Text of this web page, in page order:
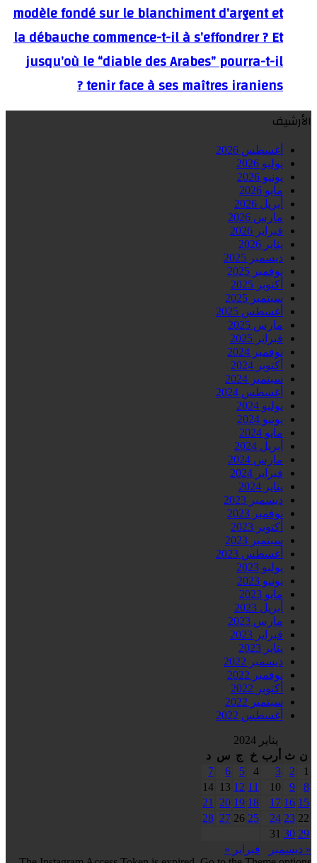
modèle fondé sur le blanchiment d’argent et
la débauche commence-t-il à s’effondrer ? Et
jusqu’où le “diable des Arabes” pourra-t-il
tenir face à ses maîtres iraniens ?
الأرشيف
أغسطس 2026
يوليو 2026
يونيو 2026
مايو 2026
أبريل 2026
مارس 2026
فبراير 2026
يناير 2026
ديسمبر 2025
نوفمبر 2025
أكتوبر 2025
سبتمبر 2025
أغسطس 2025
مارس 2025
فبراير 2025
نوفمبر 2024
أكتوبر 2024
سبتمبر 2024
أغسطس 2024
يوليو 2024
يونيو 2024
مايو 2024
أبريل 2024
مارس 2024
فبراير 2024
يناير 2024
ديسمبر 2023
نوفمبر 2023
أكتوبر 2023
سبتمبر 2023
أغسطس 2023
يوليو 2023
يونيو 2023
مايو 2023
أبريل 2023
مارس 2023
فبراير 2023
يناير 2023
ديسمبر 2022
نوفمبر 2022
أكتوبر 2022
سبتمبر 2022
أغسطس 2022
يناير 2024
ن ث أرب خ ج س د
1
2
3
4
5
6
7
8
9
10
11
12
13
14
15
16
17
18
19
20
21
22
23
24
25
26
27
28
29
30
31
« ديسمبر
فبراير »